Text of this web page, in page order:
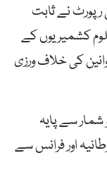
نے ثابت
کشمیریوں کے
کی خلاف ورزی
سے پایہ
اور فرانس سے